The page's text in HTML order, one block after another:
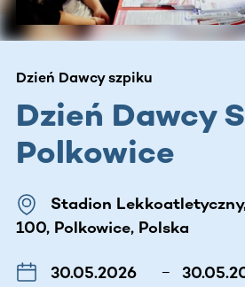
Dzień Dawcy szpiku
Dzień Dawcy
Polkowice
Stadion
100, Polkowice, Polska
30.05.2026 –